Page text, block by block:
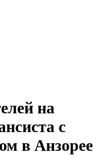
на
с
в Анзорее